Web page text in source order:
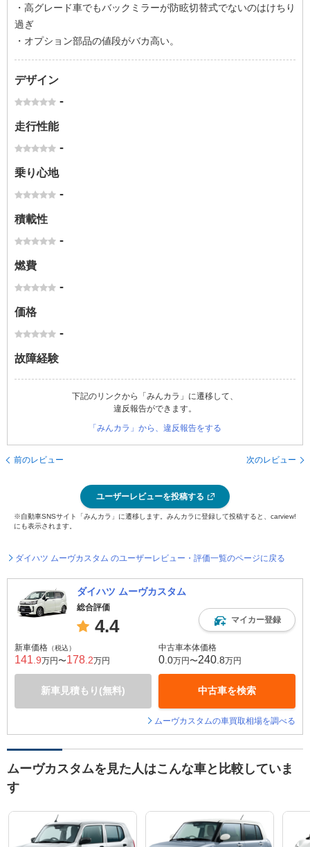
・高グレード車でもバックミラーが防眩切替式でないのはけちり
過ぎ
・オプション部品の値段がバカ高い。
デザイン
-
走行性能
-
乗り心地
-
積載性
-
燃費
-
価格
-
故障経験
下記のリンクから「みんカラ」に遷移して、
違反報告ができます。
「みんカラ」から、違反報告をする
前のレビュー 次のレビュー
ユーザーレビューを投稿する
※自動車SNSサイト「みんカラ」に遷移します。みんカラに登録して投稿すると、carview!
にも表示されます。
ダイハツ ムーヴカスタム のユーザーレビュー・評価一覧のページに戻る
ダイハツ ムーヴカスタム
総合評価
4.4 マイカー登録
新車価格 （税込）
141 .9万円〜178 .2万円
新車見積もり(無料)
中古車本体価格
0 .0万円〜240 .8万円
中古車を検索
ムーヴカスタムの車買取相場を調べる
ムーヴカスタムを見た人はこんな車と比較していま
す